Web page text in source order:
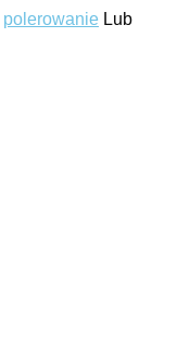
polerowanie Lub